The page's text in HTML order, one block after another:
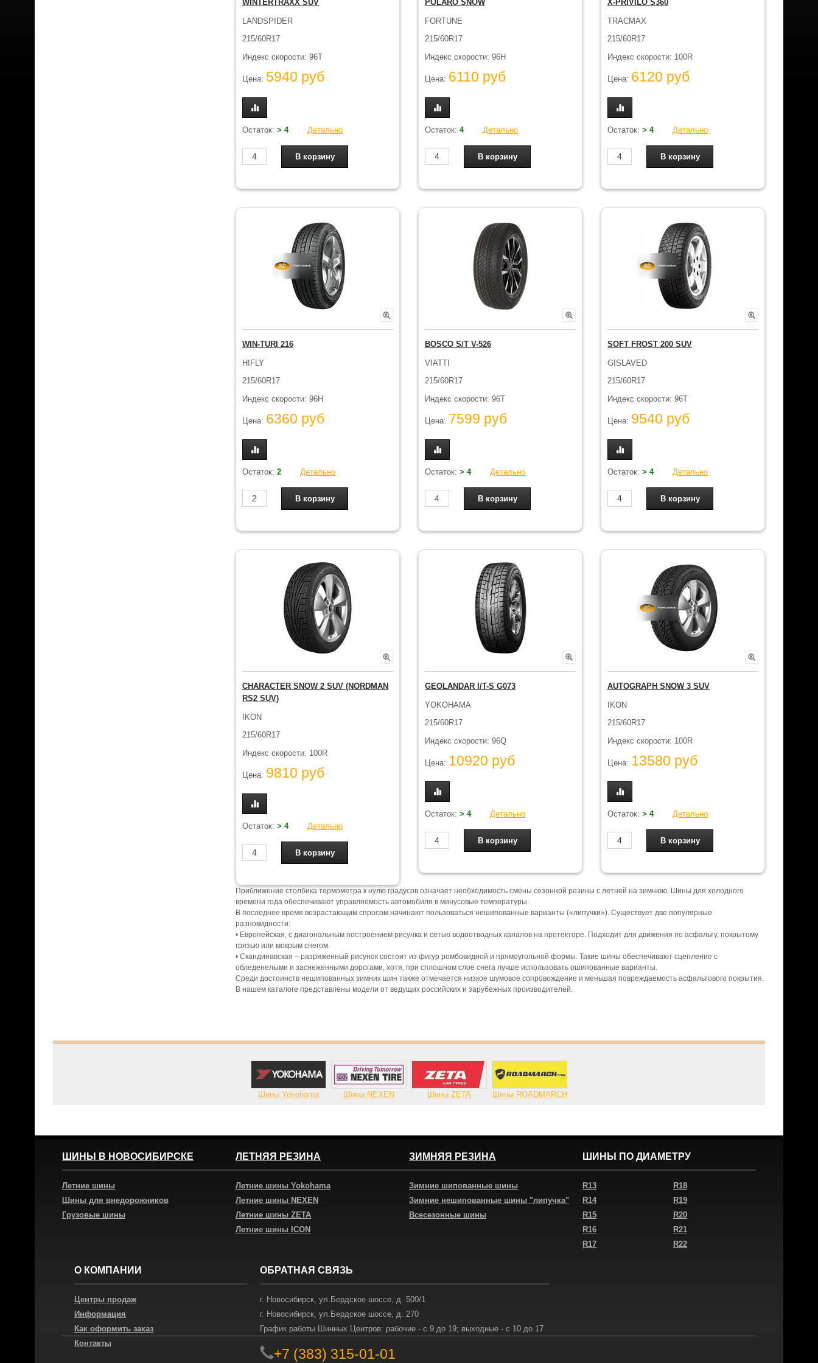
WINTERTRAXX SUV
LANDSPIDER
215/60R17
Индекс скорости: 96T
Цена: 5940 руб
Остаток: > 4 Детально
POLARO SNOW
FORTUNE
215/60R17
Индекс скорости: 96H
Цена: 6110 руб
Остаток: 4 Детально
X-PRIVILO S360
TRACMAX
215/60R17
Индекс скорости: 100R
Цена: 6120 руб
Остаток: > 4 Детально
WIN-TURI 216
HIFLY
215/60R17
Индекс скорости: 96H
Цена: 6360 руб
Остаток: 2 Детально
BOSCO S/T V-526
VIATTI
215/60R17
Индекс скорости: 96T
Цена: 7599 руб
Остаток: > 4 Детально
SOFT FROST 200 SUV
GISLAVED
215/60R17
Индекс скорости: 96T
Цена: 9540 руб
Остаток: > 4 Детально
CHARACTER SNOW 2 SUV (NORDMAN
RS2 SUV)
IKON
215/60R17
Индекс скорости: 100R
Цена: 9810 руб
Остаток: > 4 Детально
GEOLANDAR I/T-S G073
YOKOHAMA
215/60R17
Индекс скорости: 96Q
Цена: 10920 руб
Остаток: > 4 Детально
AUTOGRAPH SNOW 3 SUV
IKON
215/60R17
Индекс скорости: 100R
Цена: 13580 руб
Остаток: > 4 Детально
Приближение столбика термометра к нулю градусов означает необходимость смены сезонной резины с летней на зимнюю. Шины для холодного
времени года обеспечивают управляемость автомобиля в минусовые температуры.
В последнее время возрастающим спросом начинают пользоваться нешипованные варианты («липучки»). Существует две популярные
разновидности:
• Европейская, с диагональным построением рисунка и сетью водоотводных каналов на протекторе. Подходит для движения по асфальту, покрытому
грязью или мокрым снегом.
• Скандинавская – разряженный рисунок состоит из фигур ромбовидной и прямоугольной формы. Такие шины обеспечивают сцепление с
обледенелыми и заснеженными дорогами, хотя, при сплошном слое снега лучше использовать ошипованные варианты.
Среди достоинств нешипованных зимних шин также отмечается низкое шумовое сопровождение и меньшая повреждаемость асфальтового покрытия.
В нашем каталоге представлены модели от ведущих российских и зарубежных производителей.
Шины Yokohama Шины NEXEN Шины ZETA Шины ROADMARCH
ШИНЫ В НОВОСИБИРСКЕ
Летние шины
Шины для внедорожников
Грузовые шины
ЛЕТНЯЯ РЕЗИНА
Летние шины Yokohama
Летние шины NEXEN
Летние шины ZETA
Летние шины ICON
ЗИМНЯЯ РЕЗИНА
Зимние шипованные шины
Зимние нешипованные шины "липучка"
Всесезонные шины
ШИНЫ ПО ДИАМЕТРУ
R13
R14
R15
R16
R17
R18
R19
R20
R21
R22
О КОМПАНИИ
Центры продаж
Информация
Как оформить заказ
Контакты
ОБРАТНАЯ СВЯЗЬ
г. Новосибирск, ул.Бердское шоссе, д. 500/1
г. Новосибирск, ул.Бердское шоссе, д. 270
График работы Шинных Центров: рабочие - с 9 до 19; выходные - с 10 до 17
+7 (383) 315-01-01